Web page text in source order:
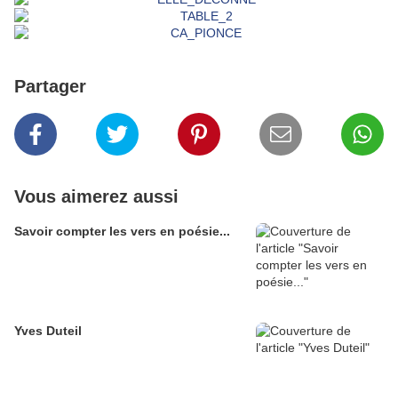
Partager
Vous aimerez aussi
Savoir compter les vers en poésie...
Yves Duteil